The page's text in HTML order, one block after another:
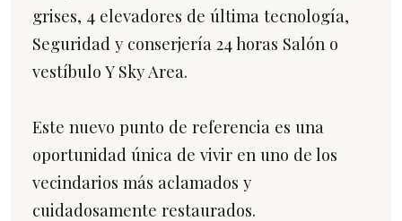
grises, 4 elevadores de última tecnología,
Seguridad y conserjería 24 horas Salón o
vestíbulo Y Sky Area.
Este nuevo punto de referencia es una
oportunidad única de vivir en uno de los
vecindarios más aclamados y
cuidadosamente restaurados.